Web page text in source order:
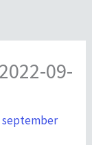
09-
september